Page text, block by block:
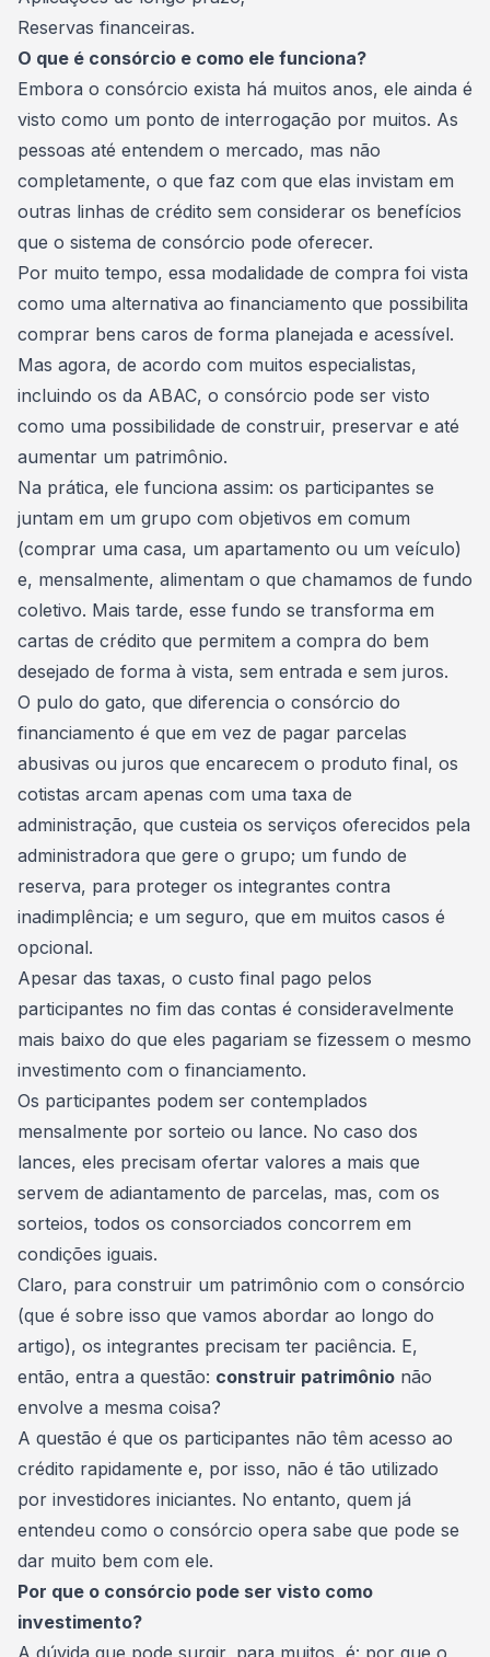
Reservas financeiras.
O que é consórcio e como ele funciona?
Embora o consórcio exista há muitos anos, ele ainda é
visto como um ponto de interrogação por muitos. As
pessoas até entendem o mercado, mas não
completamente, o que faz com que elas invistam em
outras linhas de crédito sem considerar os benefícios
que o sistema de consórcio pode oferecer.
Por muito tempo, essa modalidade de compra foi vista
como uma alternativa ao financiamento que possibilita
comprar bens caros de forma planejada e acessível.
Mas agora, de acordo com muitos especialistas,
incluindo os da ABAC, o consórcio pode ser visto
como uma possibilidade de construir, preservar e até
aumentar um patrimônio.
Na prática, ele funciona assim: os participantes se
juntam em um grupo com objetivos em comum
(comprar uma casa, um apartamento ou um veículo)
e, mensalmente, alimentam o que chamamos de fundo
coletivo. Mais tarde, esse fundo se transforma em
cartas de crédito que permitem a compra do bem
desejado de forma à vista, sem entrada e sem juros.
O pulo do gato, que diferencia o consórcio do
financiamento é que em vez de pagar parcelas
abusivas ou juros que encarecem o produto final, os
cotistas arcam apenas com uma taxa de
administração, que custeia os serviços oferecidos pela
administradora que gere o grupo; um fundo de
reserva, para proteger os integrantes contra
inadimplência; e um seguro, que em muitos casos é
opcional.
Apesar das taxas, o custo final pago pelos
participantes no fim das contas é consideravelmente
mais baixo do que eles pagariam se fizessem o mesmo
investimento com o financiamento.
Os participantes podem ser contemplados
mensalmente por sorteio ou lance. No caso dos
lances, eles precisam ofertar valores a mais que
servem de adiantamento de parcelas, mas, com os
sorteios, todos os consorciados concorrem em
condições iguais.
Claro, para construir um patrimônio com o consórcio
(que é sobre isso que vamos abordar ao longo do
artigo), os integrantes precisam ter paciência. E,
então, entra a questão: construir patrimônio não
envolve a mesma coisa?
A questão é que os participantes não têm acesso ao
crédito rapidamente e, por isso, não é tão utilizado
por investidores iniciantes. No entanto, quem já
entendeu como o consórcio opera sabe que pode se
dar muito bem com ele.
Por que o consórcio pode ser visto como
investimento?
A dúvida que pode surgir, para muitos, é: por que o